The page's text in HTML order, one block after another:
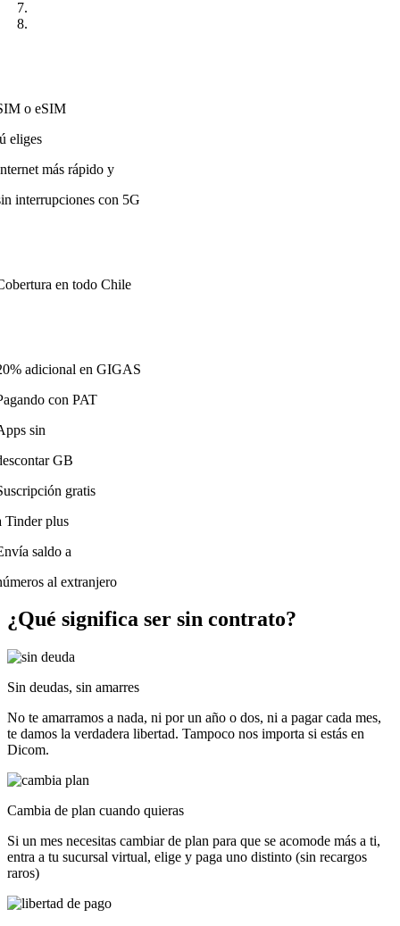
o eSIM
eliges
más rápido y
interrupciones con 5G
en todo Chile
adicional en GIGAS
con PAT
sin
GB
gratis
Tinder plus
saldo a
al extranjero
¿Qué significa ser sin contrato?
Sin deudas, sin amarres
No te amarramos a nada, ni por un año o dos, ni a pagar cada mes,
te damos la verdadera libertad. Tampoco nos importa si estás en
Dicom.
Cambia de plan cuando quieras
Si un mes necesitas cambiar de plan para que se acomode más a ti,
entra a tu sucursal virtual, elige y paga uno distinto (sin recargos
raros)